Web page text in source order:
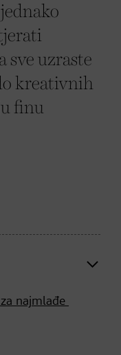
sve uzraste
kreativnih
finu
najmlađe